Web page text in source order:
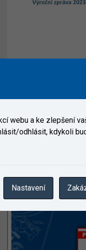
webu a ke zlepšení
odhlásit, kdykoli
Nastavení